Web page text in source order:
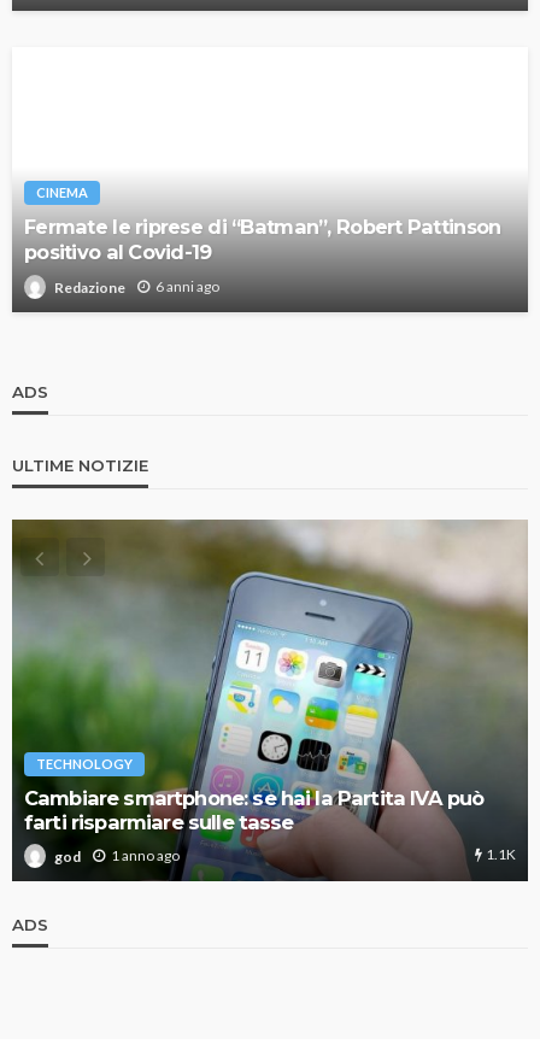
CINEMA
Fermate le riprese di “Batman”, Robert Pattinson
positivo al Covid-19
Redazione 6 anni ago
ADS
ULTIME NOTIZIE
TECHNOLOGY
Cambiare smartphone: se hai la Partita IVA può
farti risparmiare sulle tasse
god 1 anno ago 1.1K
ADS